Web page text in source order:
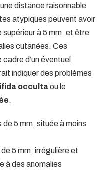
distance raisonnable
atypiques peuvent avoir
supérieur à 5 mm, et être
cutanées. Ces
d’un éventuel
indiquer des problèmes
occultaou le
.
5 mm, située à moins
5 mm, irrégulière et
à des anomalies